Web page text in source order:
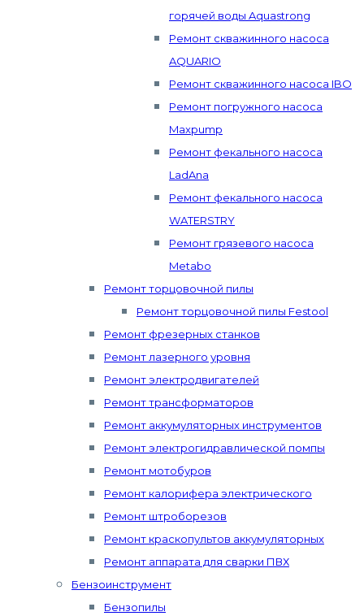
горячей воды Aquastrong
Ремонт скважинного насоса
AQUARIO
Ремонт скважинного насоса IBO
Ремонт погружного насоса
Maxpump
Ремонт фекального насоса
LadAna
Ремонт фекального насоса
WATERSTRY
Ремонт грязевого насоса
Metabo
Ремонт торцовочной пилы
Ремонт торцовочной пилы Festool
Ремонт фрезерных станков
Ремонт лазерного уровня
Ремонт электродвигателей
Ремонт трансформаторов
Ремонт аккумуляторных инструментов
Ремонт электрогидравлической помпы
Ремонт мотобуров
Ремонт калорифера электрического
Ремонт штроборезов
Ремонт краскопультов аккумуляторных
Ремонт аппарата для сварки ПВХ
Бензоинструмент
Бензопилы